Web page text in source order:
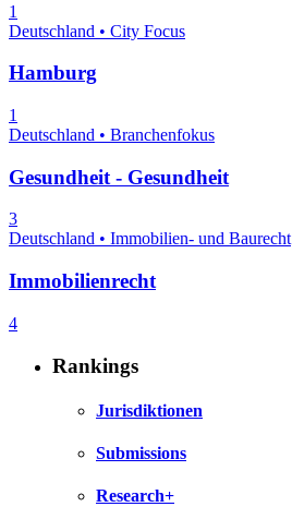
1
Deutschland • City Focus
Hamburg
1
Deutschland • Branchenfokus
Gesundheit - Gesundheit
3
Deutschland • Immobilien- und Baurecht
Immobilienrecht
4
Rankings
Jurisdiktionen
Submissions
Research+